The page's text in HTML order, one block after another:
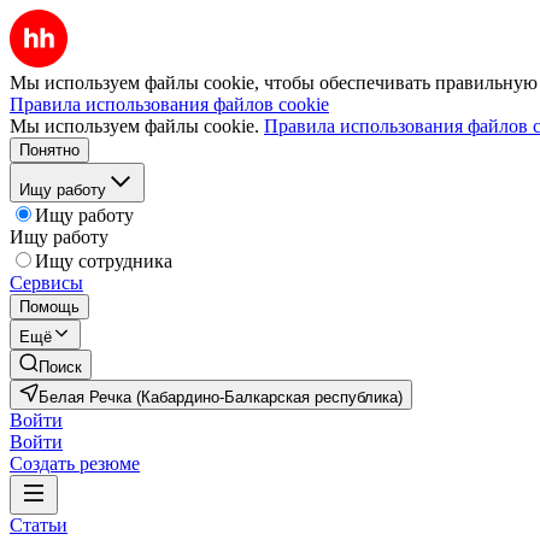
Мы используем файлы cookie, чтобы обеспечивать правильную
Правила использования файлов cookie
Мы используем файлы cookie. Правила использования файлов
Понятно
Ищу работу
Ищу работу
Ищу работу
Ищу сотрудника
Сервисы
Помощь
Ещё
Поиск
Белая Речка (Кабардино-Балкарская республика)
Войти
Войти
Создать резюме
Статьи